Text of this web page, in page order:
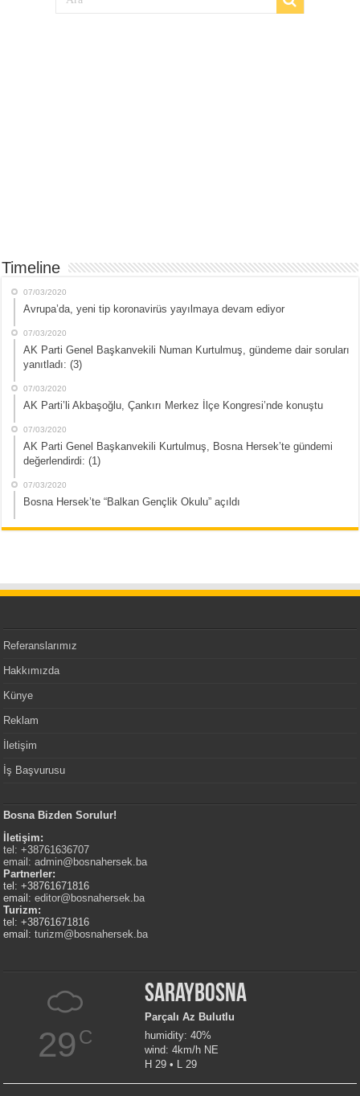
Timeline
07/03/2020
Avrupa’da, yeni tip koronavirüs yayılmaya devam ediyor
07/03/2020
AK Parti Genel Başkanvekili Numan Kurtulmuş, gündeme dair soruları
yanıtladı: (3)
07/03/2020
AK Parti’li Akbaşoğlu, Çankırı Merkez İlçe Kongresi’nde konuştu
07/03/2020
AK Parti Genel Başkanvekili Kurtulmuş, Bosna Hersek’te gündemi
değerlendirdi: (1)
07/03/2020
Bosna Hersek’te “Balkan Gençlik Okulu” açıldı
Referanslarımız
Hakkımızda
Künye
Reklam
İletişim
İş Başvurusu
Bosna Bizden Sorulur!
İletişim:
tel: +38761636707
email:admin@bosnahersek.ba
Partnerler:
tel: +38761671816
email:editor@bosnahersek.ba
Turizm:
tel: +38761671816
email:turizm@bosnahersek.ba
29 C
Saraybosna
Parçalı Az Bulutlu
humidity: 40%
wind: 4km/h NE
H 29 • L 29